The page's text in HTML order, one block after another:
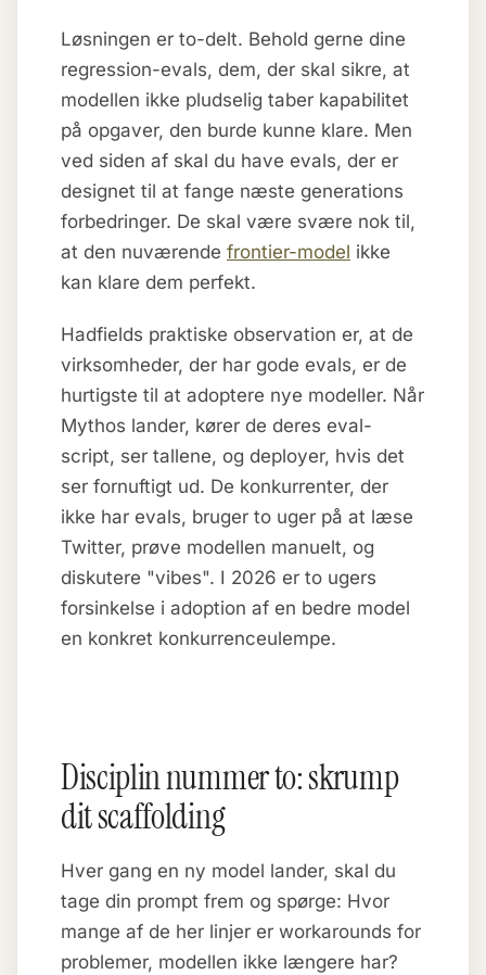
Løsningen er to-delt. Behold gerne dine
regression-evals, dem, der skal sikre, at
modellen ikke pludselig taber kapabilitet
på opgaver, den burde kunne klare. Men
ved siden af skal du have evals, der er
designet til at fange næste generations
forbedringer. De skal være svære nok til,
at den nuværende frontier-model ikke
kan klare dem perfekt.
Hadfields praktiske observation er, at de
virksomheder, der har gode evals, er de
hurtigste til at adoptere nye modeller. Når
Mythos lander, kører de deres eval-
script, ser tallene, og deployer, hvis det
ser fornuftigt ud. De konkurrenter, der
ikke har evals, bruger to uger på at læse
Twitter, prøve modellen manuelt, og
diskutere "vibes". I 2026 er to ugers
forsinkelse i adoption af en bedre model
en konkret konkurrenceulempe.
Disciplin nummer to: skrump
dit scaffolding
Hver gang en ny model lander, skal du
tage din prompt frem og spørge: Hvor
mange af de her linjer er workarounds for
problemer, modellen ikke længere har?